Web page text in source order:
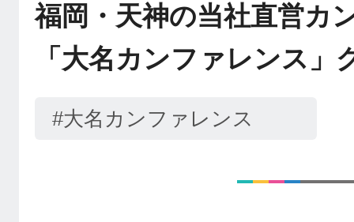
福岡・天神の当社直営カ
「大名カンファレンス」
#大名カンファレンス